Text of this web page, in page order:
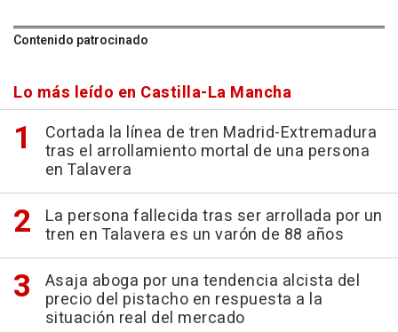
Contenido patrocinado
Lo más leído en Castilla-La Mancha
Cortada la línea de tren Madrid-Extremadura
tras el arrollamiento mortal de una persona
en Talavera
La persona fallecida tras ser arrollada por un
tren en Talavera es un varón de 88 años
Asaja aboga por una tendencia alcista del
precio del pistacho en respuesta a la
situación real del mercado